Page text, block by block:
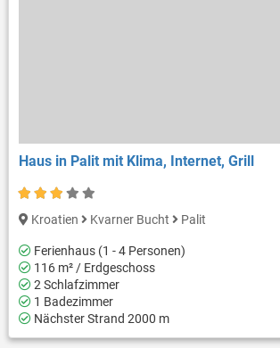
Haus in Palit mit Klima, Internet, Grill
Kroatien Kvarner Bucht Palit
Ferienhaus (1 - 4 Personen)
116 m² / Erdgeschoss
2 Schlafzimmer
1 Badezimmer
Nächster Strand 2000 m